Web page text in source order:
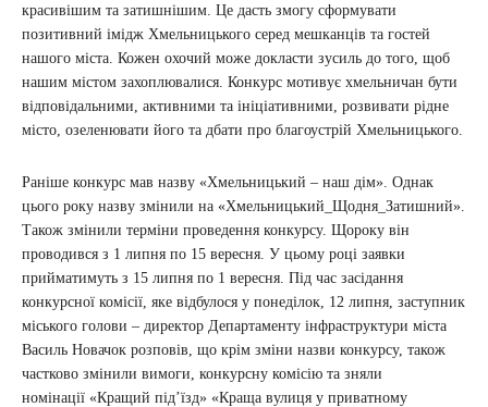
красивішим та затишнішим. Це дасть змогу сформувати
позитивний імідж Хмельницького серед мешканців та гостей
нашого міста. Кожен охочий може докласти зусиль до того, щоб
нашим містом захоплювалися. Конкурс мотивує хмельничан бути
відповідальними, активними та ініціативними, розвивати рідне
місто, озеленювати його та дбати про благоустрій Хмельницького.
Раніше конкурс мав назву «Хмельницький – наш дім». Однак
цього року назву змінили на «Хмельницький_Щодня_Затишний».
Також змінили терміни проведення конкурсу. Щороку він
проводився з 1 липня по 15 вересня. У цьому році заявки
прийматимуть з 15 липня по 1 вересня. Під час засідання
конкурсної комісії, яке відбулося у понеділок, 12 липня, заступник
міського голови – директор Департаменту інфраструктури міста
Василь Новачок розповів, що крім зміни назви конкурсу, також
частково змінили вимоги, конкурсну комісію та зняли
номінації «Кращий під’їзд» «Краща вулиця у приватному